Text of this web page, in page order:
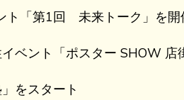
ト「第1回 未来トーク」を開
ベント「ポスター SHOW 店
をスタート